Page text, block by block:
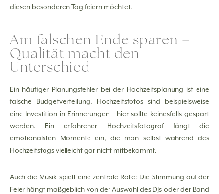
diesen besonderen Tag feiern möchtet.
Am falschen Ende sparen –
Qualität macht den
Unterschied
Ein häufiger Planungsfehler bei der Hochzeitsplanung ist eine
falsche Budgetverteilung. Hochzeitsfotos sind beispielsweise
eine Investition in Erinnerungen – hier sollte keinesfalls gespart
werden. Ein erfahrener Hochzeitsfotograf fängt die
emotionalsten Momente ein, die man selbst während des
Hochzeitstags vielleicht gar nicht mitbekommt.
Auch die Musik spielt eine zentrale Rolle: Die Stimmung auf der
Feier hängt maßgeblich von der Auswahl des DJs oder der Band